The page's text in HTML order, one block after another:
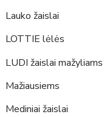
Lauko žaislai
LOTTIE lėlės
LUDI žaislai mažyliams
Mažiausiems
Mediniai žaislai